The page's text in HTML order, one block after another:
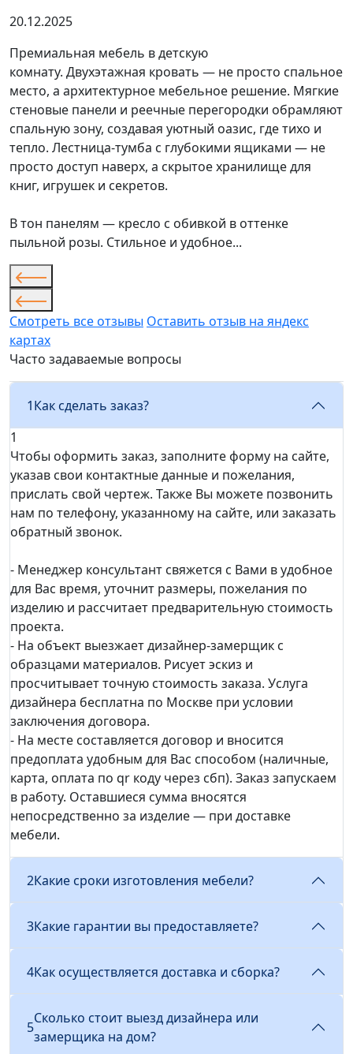
20.12.2025
Премиальная мебель в детскую
комнату. Двухэтажная кровать — не просто спальное
место, а архитектурное мебельное решение. Мягкие
стеновые панели и реечные перегородки обрамляют
спальную зону, создавая уютный оазис, где тихо и
тепло. Лестница-тумба с глубокими ящиками — не
просто доступ наверх, а скрытое хранилище для
книг, игрушек и секретов.
В тон панелям — кресло с обивкой в оттенке
пыльной розы. Стильное и удобное...
Смотреть все отзывы Оставить отзыв на яндекс
картах
Часто задаваемые вопросы
1Как сделать заказ?
1
Чтобы оформить заказ, заполните форму на сайте,
указав свои контактные данные и пожелания,
прислать свой чертеж. Также Вы можете позвонить
нам по телефону, указанному на сайте, или заказать
обратный звонок.
- Менеджер консультант свяжется с Вами в удобное
для Вас время, уточнит размеры, пожелания по
изделию и рассчитает предварительную стоимость
проекта.
- На объект выезжает дизайнер-замерщик с
образцами материалов. Рисует эскиз и
просчитывает точную стоимость заказа. Услуга
дизайнера бесплатна по Москве при условии
заключения договора.
- На месте составляется договор и вносится
предоплата удобным для Вас способом (наличные,
карта, оплата по qr коду через сбп). Заказ запускаем
в работу. Оставшиеся сумма вносятся
непосредственно за изделие — при доставке
мебели.
2Какие сроки изготовления мебели?
3Какие гарантии вы предоставляете?
4Как осуществляется доставка и сборка?
5
Сколько стоит выезд дизайнера или
замерщика на дом?